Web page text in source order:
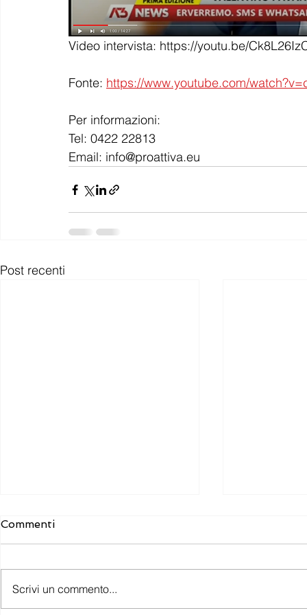
Video intervista: https://youtu.be/
Fonte: https://www.youtube.com/
Per informazioni:
Tel: 0422 22813
Email: info@proattiva.eu
Post recenti
Commenti
Scrivi un commento...